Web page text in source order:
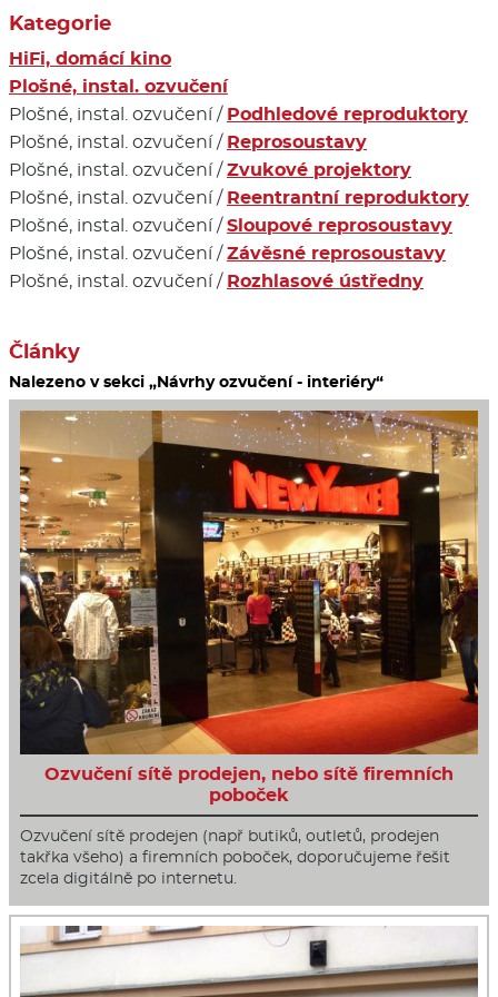
Kategorie
HiFi, domácí kino
Plošné, instal. ozvučení
Plošné, instal. ozvučení / Podhledové reproduktory
Plošné, instal. ozvučení / Reprosoustavy
Plošné, instal. ozvučení /Zvukové projektory
Plošné, instal. ozvučení / Reentrantní reproduktory
Plošné, instal. ozvučení /Sloupové reprosoustavy
Plošné, instal. ozvučení /Závěsné reprosoustavy
Plošné, instal. ozvučení / Rozhlasové ústředny
Články
Nalezeno v sekci „Návrhy ozvučení - interiéry“
Ozvučení sítě prodejen, nebo sítě firemních
poboček
Ozvučení sítě prodejen (např butiků, outletů, prodejen
takřka všeho) a firemních poboček, doporučujeme řešit
zcela digitálně po internetu.